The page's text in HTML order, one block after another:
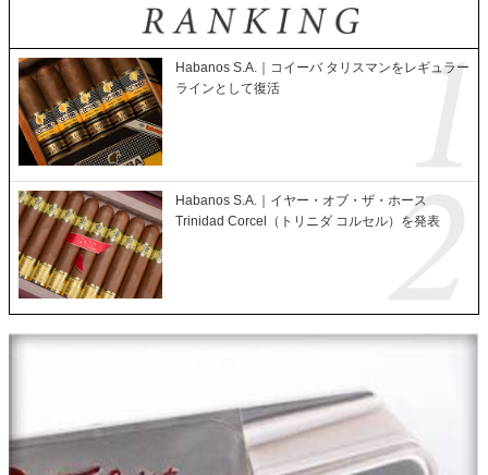
Habanos S.A.｜コイーバ タリスマンをレギュラー
ラインとして復活
Habanos S.A.｜イヤー・オブ・ザ・ホース
Trinidad Corcel（トリニダ コルセル）を発表